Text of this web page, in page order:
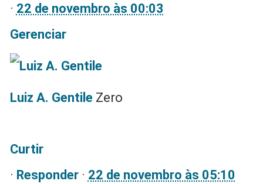
· 22 de novembro às 00:03
Gerenciar
Luiz A. Gentile Zero
Curtir
· Responder· 22 de novembro às 05:10